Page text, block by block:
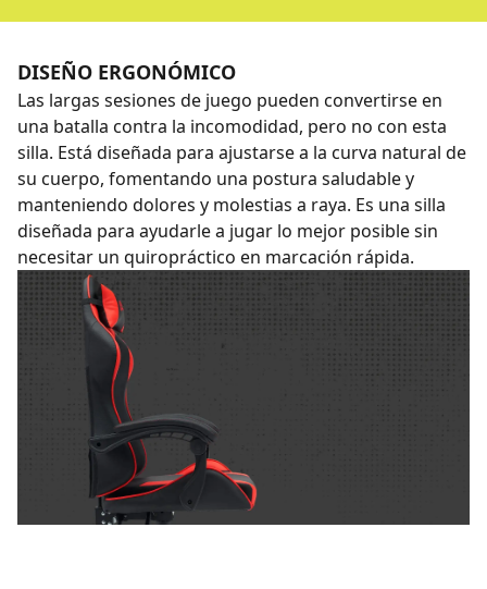
DISEÑO ERGONÓMICO
Las largas sesiones de juego pueden convertirse en
una batalla contra la incomodidad, pero no con esta
silla. Está diseñada para ajustarse a la curva natural de
su cuerpo, fomentando una postura saludable y
manteniendo dolores y molestias a raya. Es una silla
diseñada para ayudarle a jugar lo mejor posible sin
necesitar un quiropráctico en marcación rápida.